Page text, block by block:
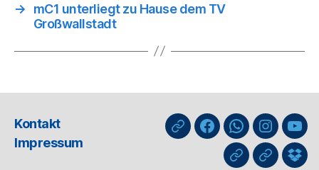
→
mC1 unterliegt zu Hause dem TV
Großwallstadt
Kontakt
Impressum
nuLigaFacebookWhatsApp-
Kanal
GIPHYThreads